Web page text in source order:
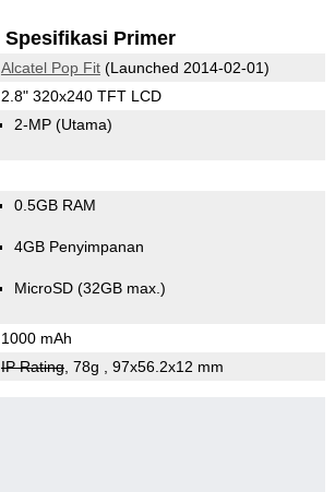
Spesifikasi Primer
Alcatel Pop Fit(Launched 2014-02-01)
2.8" 320x240 TFT LCD
2-MP (Utama)
0.5GB RAM
4GB Penyimpanan
MicroSD (32GB max.)
1000 mAh
IP Rating, 78g , 97x56.2x12 mm